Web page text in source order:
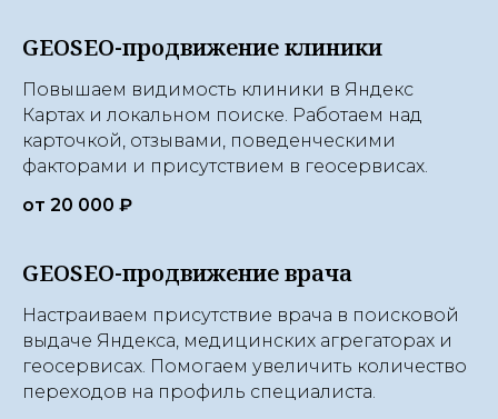
GEOSEO-продвижение клиники
Повышаем видимость клиники в Яндекс
Картах и локальном поиске. Работаем над
карточкой, отзывами, поведенческими
факторами и присутствием в геосервисах.
от 20 000 ₽
GEOSEO-продвижение врача
Настраиваем присутствие врача в поисковой
выдаче Яндекса, медицинских агрегаторах и
геосервисах. Помогаем увеличить количество
переходов на профиль специалиста.